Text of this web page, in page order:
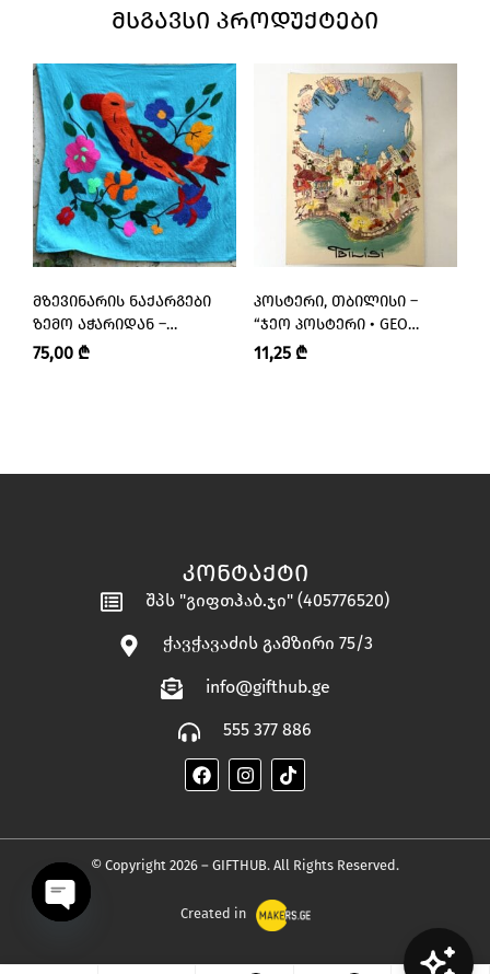
ᲛᲡᲒᲐᲕᲡᲘ ᲞᲠᲝᲓᲣᲥᲢᲔᲑᲘ
ᲛᲖᲔᲕᲘᲜᲐᲠᲘᲡ ᲜᲐᲥᲐᲠᲒᲔᲑᲘ
ᲖᲔᲛᲝ ᲐᲭᲐᲠᲘᲓᲐᲜ –
“ᲛᲖᲔᲕᲘᲜᲐᲠᲘ • MZEVINARI”
75,00 ₾
ᲞᲝᲡᲢᲔᲠᲘ, ᲗᲑᲘᲚᲘᲡᲘ –
“ᲯᲔᲝ ᲞᲝᲡᲢᲔᲠᲘ • GEO
POSTER”
11,25 ₾
ᲙᲝᲜᲢᲐᲥᲢᲘ
შპს "გიფთჰაბ.ჯი" (405776520)
ჭავჭავაძის გამზირი 75/3
info@gifthub.ge
555 377 886
© Copyright 2026 – GIFTHUB. All Rights Reserved.
Created in